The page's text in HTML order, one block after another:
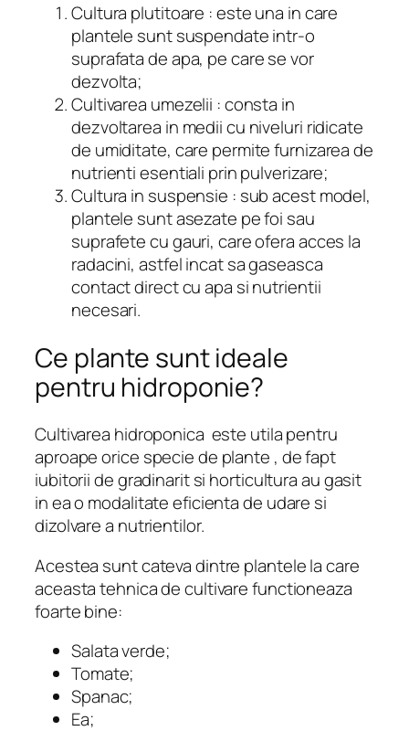
Cultura plutitoare : este una in care
plantele sunt suspendate intr-o
suprafata de apa, pe care se vor
dezvolta;
Cultivarea umezelii : consta in
dezvoltarea in medii cu niveluri ridicate
de umiditate, care permite furnizarea de
nutrienti esentiali prin pulverizare;
Cultura in suspensie : sub acest model,
plantele sunt asezate pe foi sau
suprafete cu gauri, care ofera acces la
radacini, astfel incat sa gaseasca
contact direct cu apa si nutrientii
necesari.
Ce plante sunt ideale
pentru hidroponie?
Cultivarea hidroponica este utila pentru
aproape orice specie de plante , de fapt
iubitorii de gradinarit si horticultura au gasit
in ea o modalitate eficienta de udare si
dizolvare a nutrientilor.
Acestea sunt cateva dintre plantele la care
aceasta tehnica de cultivare functioneaza
foarte bine:
Salata verde;
Tomate;
Spanac;
Ea;